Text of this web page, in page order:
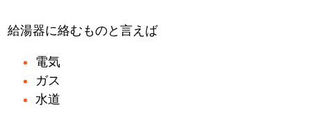
給湯器に絡むものと言えば
電気
ガス
水道